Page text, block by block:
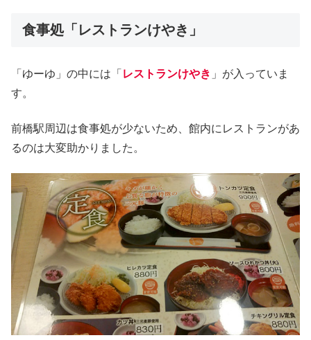
食事処「レストランけやき」
「ゆーゆ」の中には「 レストランけやき 」が入っていま
す。
前橋駅周辺は食事処が少ないため、館内にレストランがあ
るのは大変助かりました。